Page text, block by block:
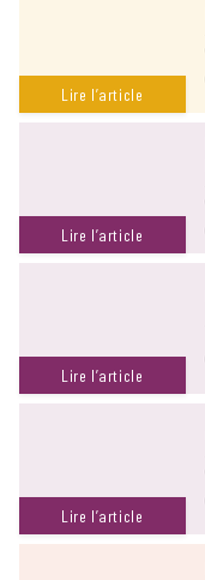
Lire l’article
Lire l’article
Lire l’article
Lire l’article